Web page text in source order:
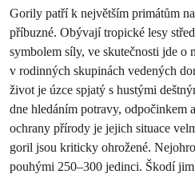
Gorily patří k největším primátům
příbuzné. Obývají tropické lesy
symbolem síly, ve skutečnosti jde
v rodinných skupinách vedených
život je úzce spjatý s hustými
dne hledáním potravy, odpočinkem
ochrany přírody je jejich situace
goril jsou kriticky ohrožené.
pouhými 250–300 jedinci. Škodí